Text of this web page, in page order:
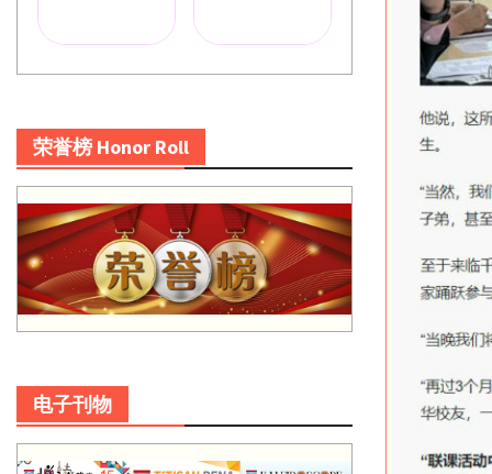
荣誉榜 Honor Roll
电子刊物